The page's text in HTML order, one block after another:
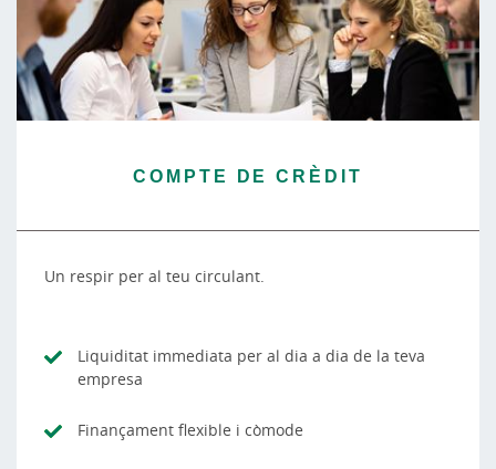
COMPTE DE CRÈDIT
Un respir per al teu circulant.
Liquiditat immediata per al dia a dia de la teva
empresa
Finançament flexible i còmode